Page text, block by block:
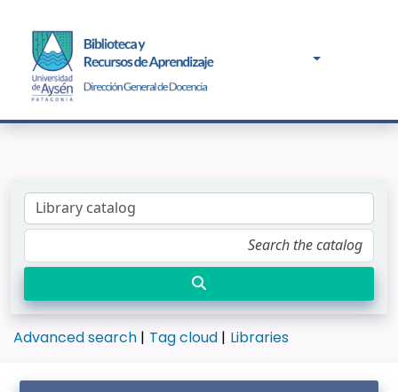
Advanced search Tag cloud Libraries